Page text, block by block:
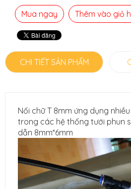
Mua ngay Thêm vào giỏ
CHI TIẾT SẢN PHẨM
Nối chữ T 8mm ứng dụng
trong các hệ thống tưới phun
dẫn 8mm*6mm